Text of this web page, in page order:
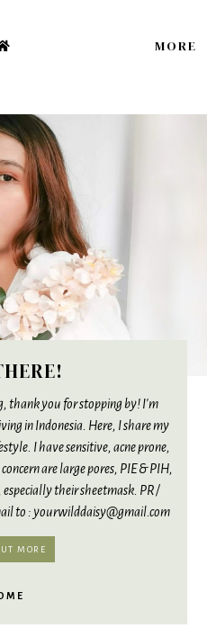
MORE
thank you for stopping by! I'm
in Indonesia. Here, I share my
I have sensitive, acne prone,
are large pores, PIE & PIH,
their sheetmask. PR /
to : yourwilddaisy@gmail.com
MORE